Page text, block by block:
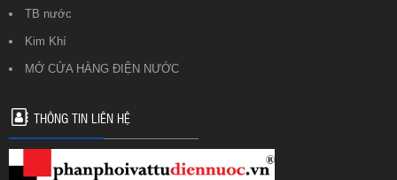
TB nước
Kim Khí
MỞ CỬA HÀNG ĐIỆN NƯỚC
THÔNG TIN LIÊN HỆ